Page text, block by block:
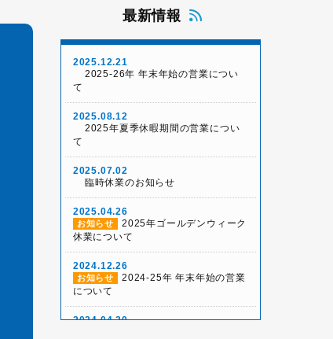
最新情報
2025.12.21
2025-26年 年末年始の営業につい
て
2025.08.12
2025年夏季休暇期間の営業につい
て
2025.07.02
臨時休業のお知らせ
2025.04.26
お知らせ
2025年ゴールデンウィーク
休業について
2024.12.26
お知らせ
2024-25年 年末年始の営業
について
2024.04.20